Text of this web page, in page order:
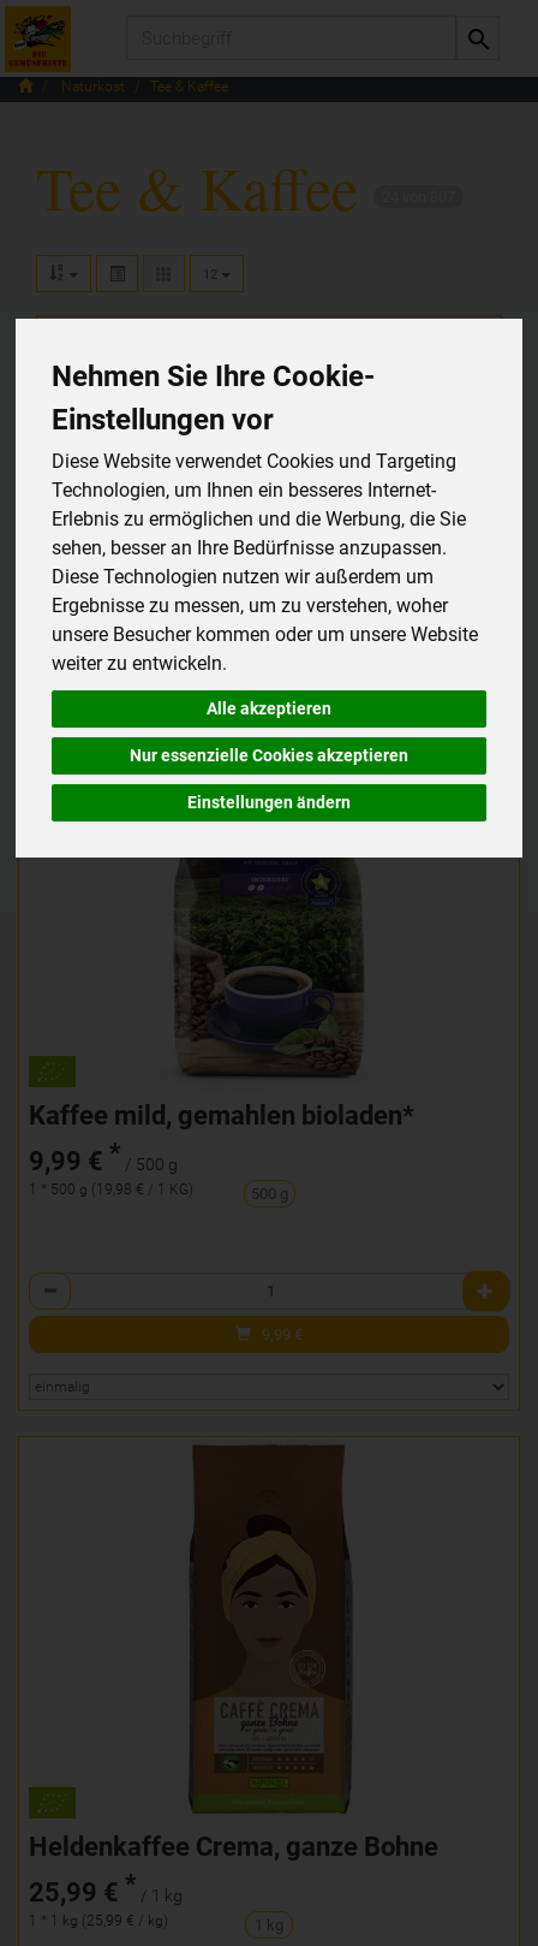
Nehmen Sie Ihre Cookie-
Einstellungen vor
Diese Website verwendet Cookies und Targeting
Technologien, um Ihnen ein besseres Internet-
Erlebnis zu ermöglichen und die Werbung, die Sie
sehen, besser an Ihre Bedürfnisse anzupassen.
Diese Technologien nutzen wir außerdem um
Ergebnisse zu messen, um zu verstehen, woher
unsere Besucher kommen oder um unsere Website
weiter zu entwickeln.
Alle akzeptieren
Nur essenzielle Cookies akzeptieren
Einstellungen ändern
Naturkost Tee & Kaffee
Tee & Kaffee
12
Tee lose
Hersteller Ernährung Allergene
Kaffee mild, gemahlen bioladen*
9,99 € * / 500 g
1 * 500 g (19,98 € / 1 KG) 500 g
Anzahl
9,99 €
Heldenkaffee Crema, ganze Bohne
25,99 € * / 1 kg
1 * 1 kg (25,99 € / kg) 1 kg